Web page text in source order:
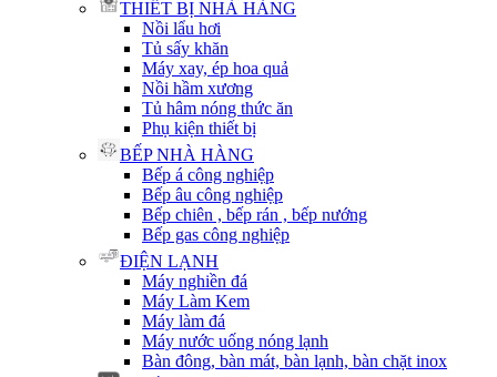
THIẾT BỊ NHÀ HÀNG
Nồi lẩu hơi
Tủ sấy khăn
Máy xay, ép hoa quả
Nồi hầm xương
Tủ hâm nóng thức ăn
Phụ kiện thiết bị
BẾP NHÀ HÀNG
Bếp á công nghiệp
Bếp âu công nghiệp
Bếp chiên , bếp rán , bếp nướng
Bếp gas công nghiệp
ĐIỆN LẠNH
Máy nghiền đá
Máy Làm Kem
Máy làm đá
Máy nước uống nóng lạnh
Bàn đông, bàn mát, bàn lạnh, bàn chặt inox